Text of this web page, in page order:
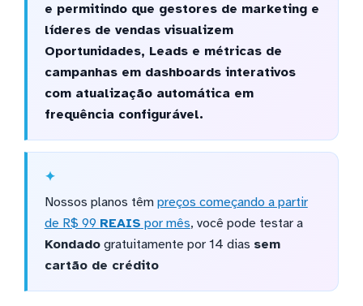
e permitindo que gestores de marketing e
líderes de vendas visualizem
Oportunidades, Leads e métricas de
campanhas em dashboards interativos
com atualização automática em
frequência configurável.
Nossos planos têm preços começando a partir
de R$ 99 REAIS por mês, você pode testar a
Kondadogratuitamente por 14 dias sem
cartão de crédito